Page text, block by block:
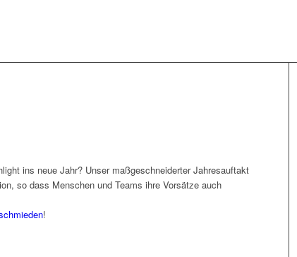
ins neue Jahr? Unser maßgeschneiderter Jahresauftakt
so dass Menschen und Teams ihre Vorsätze auch
!